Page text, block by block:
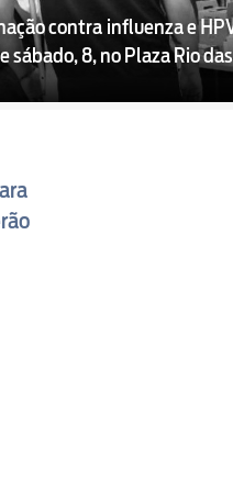
contra influenza e
sábado, 8, no Plaza Rio